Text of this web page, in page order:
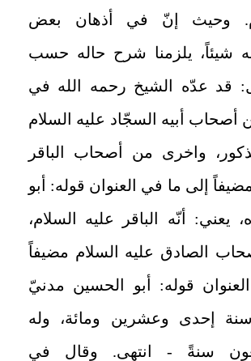
وحيث إنّ في أذهان بعض
شيئاً، يلزمنا شرح حاله حسب
قد عدّه الشيخ رحمه الله في
أصحاب أبيه السجّاد عليه السلام
واخرى من أصحاب الباقر
إلى ما في العنوان قوله: أبو
يعني: أنّه الباقر عليه السلام،
الصادق عليه السلام مضيفاً
قوله: أبو الحسين مدنيّ
إحدى وعشرين ومائة، وله
سنةً - انتهى. وقال في